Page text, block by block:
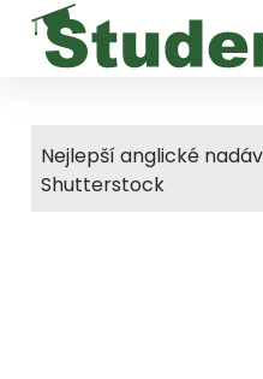
Nejlepší anglické
Shutterstock